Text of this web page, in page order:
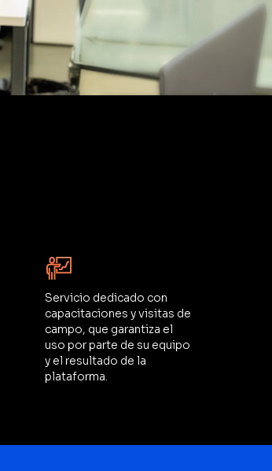
Servicio dedicado con
capacitaciones y visitas de
campo, que garantiza el
uso por parte de su equipo
y el resultado de la
plataforma.